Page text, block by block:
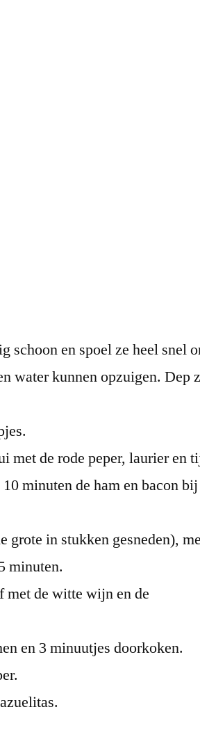
schoon en spoel ze heel snel
water kunnen opzuigen. Dep
met de rode peper, laurier en
minuten de ham en bacon
grote in stukken gesneden),
minuten.
met de witte wijn en de
en 3 minuutjes doorkoken.